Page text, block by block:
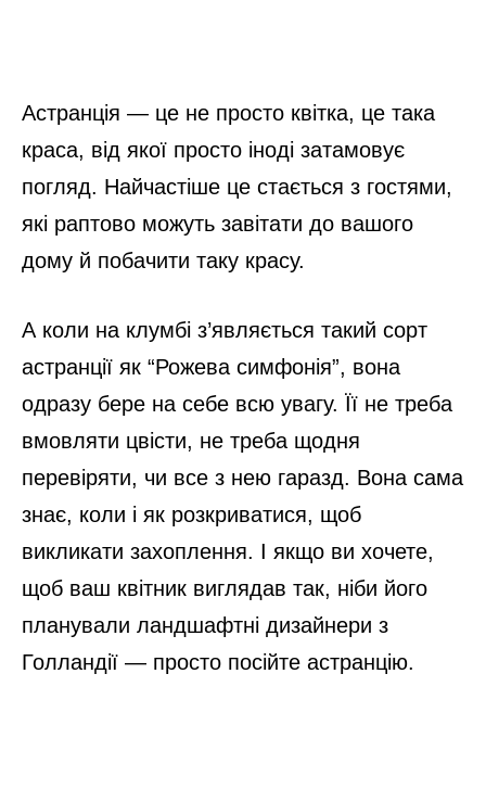
Астранція — це не просто квітка, це така
краса, від якої просто іноді затамовує
погляд. Найчастіше це стається з гостями,
які раптово можуть завітати до вашого
дому й побачити таку красу.
А коли на клумбі з’являється такий сорт
астранції як “Рожева симфонія”, вона
одразу бере на себе всю увагу. Її не треба
вмовляти цвісти, не треба щодня
перевіряти, чи все з нею гаразд. Вона сама
знає, коли і як розкриватися, щоб
викликати захоплення. І якщо ви хочете,
щоб ваш квітник виглядав так, ніби його
планували ландшафтні дизайнери з
Голландії — просто посійте астранцію.